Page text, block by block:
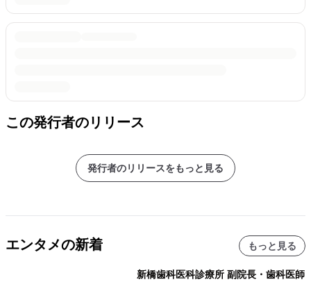
この発行者のリリース
発行者のリリースをもっと見る
エンタメの新着 もっと見る
新橋歯科医科診療所 副院長・歯科医師